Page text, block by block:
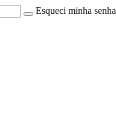
Esqueci minha senha